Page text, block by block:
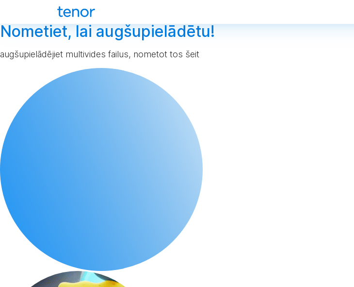
Nometiet, lai augšupielādētu!
augšupielādējiet multivides failus, nometot tos šeit